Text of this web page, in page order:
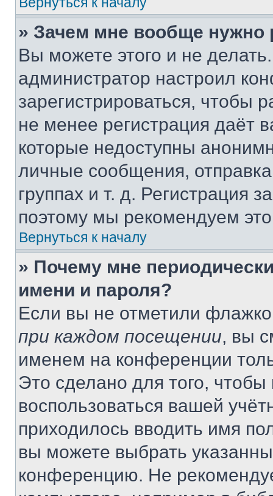
» Зачем мне вообще нужно
Вы можете этого и не
администратор настроил
зарегистрироваться, чтобы
не менее регистрация даёт
которые недоступны
личные сообщения,
группах и т. д. Регистрация
поэтому мы рекомендуем
Вернуться к началу
» Почему мне
имени и пароля?
Если вы не отметили
при каждом посещении, вы
именем на конференции
Это сделано для того, чтобы
воспользоваться вашей
приходилось вводить имя
вы можете выбрать
конференцию. Не